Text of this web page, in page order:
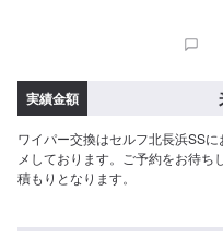
実績金額
ワイパー交換はセルフ北長浜SS
メしております。ご予約をお待ち
積もりとなります。